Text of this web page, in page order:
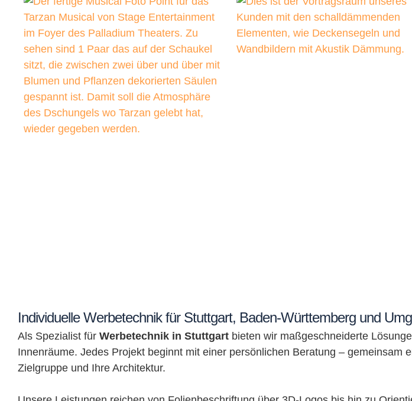
Individuelle Werbetechnik für Stuttgart, Baden-Württemberg und
Als Spezialist für Werbetechnik in Stuttgart bieten wir maßgeschneiderte
Innenräume. Jedes Projekt beginnt mit einer persönlichen Beratung – gemeinsam
Zielgruppe und Ihre Architektur.